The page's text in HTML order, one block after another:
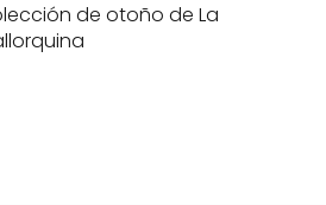
de otoño de La